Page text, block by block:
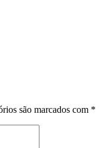
são marcados com *